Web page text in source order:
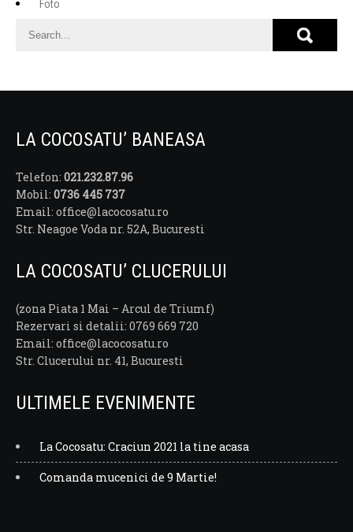
Foto
LA COCOSATU’ BANEASA
Telefon: 021.232.87.96
Mobil: 0736 445 737
Email: office@lacocosatu.ro
Str. Neagoe Voda nr. 52A, Bucuresti
LA COCOSATU’ CLUCERULUI
(zona Piata 1 Mai – Arcul de Triumf)
Rezervari si detalii: 0769 669 720
Email: office@lacocosatu.ro
Str. Clucerului nr. 41, Bucuresti
ULTIMELE EVENIMENTE
La Cocosatu: Craciun 2021 la tine acasa
Comanda mucenici de 9 Martie!